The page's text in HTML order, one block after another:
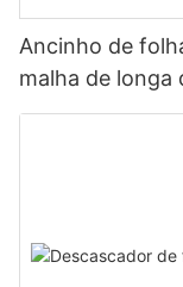
Ancinho de
malha de longa